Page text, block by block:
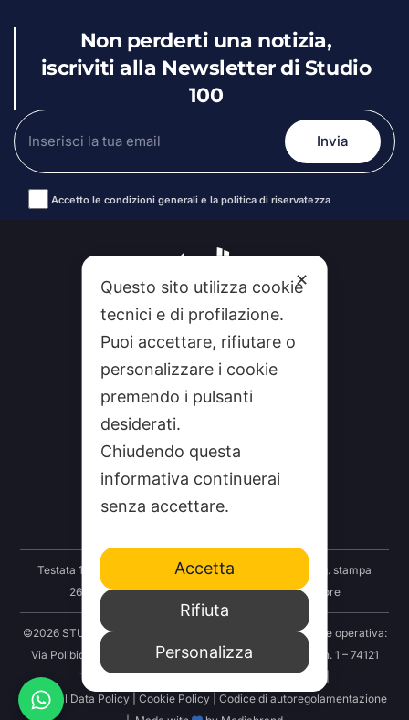
Non perderti una notizia,
iscriviti alla Newsletter di Studio
100
Accetto le condizioni generali e la politica di riservatezza
CHI SIAMO
CONTATTI
FEEDRSS
Testata 100 Notizie: Registrazione Tribunale Taranto reg. stampa
2625/2024 del 12.09.2024 Indipendenza S.r.l. Editore
©2026 STUDIO100 – Società Cooperativa 100 Media | Sede operativa:
Via Polibio 89 – 74121 Taranto | Sede legale: Via Abruzzo n. 1 – 74121
Taranto | P.IVA: 03414830731 | REA: TA-251456 |
Personal Data Policy
Cookie Policy
Codice di autoregolamentazione
✕
Questo sito utilizza cookie
tecnici e di profilazione.
Puoi accettare, rifiutare o
personalizzare i cookie
premendo i pulsanti
desiderati.
Chiudendo questa
informativa continuerai
senza accettare.
Accetta
Rifiuta
Personalizza